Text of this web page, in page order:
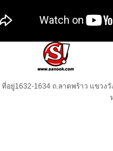
ที่อยู่1632-1634 ถ.ลาดพร้าว แขวง